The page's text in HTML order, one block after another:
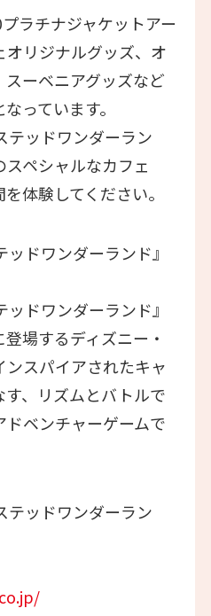
ラチナジャケットアー
オリジナルグッズ、オ
ーベニアグッズなど
っています。
テッドワンダーラン
スペシャルなカフェ
体験してください。
ッドワンダーランド』
ッドワンダーランド』
場するディズニー・
スパイアされたキャ
、リズムとバトルで
ベンチャーゲームで
ッドワンダーラン